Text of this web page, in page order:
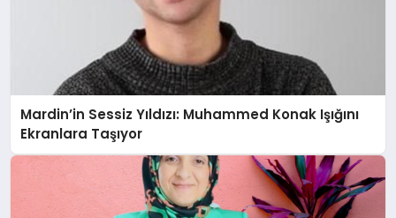
Mardin’in Sessiz Yıldızı: Muhammed Konak Işığını
Ekranlara Taşıyor